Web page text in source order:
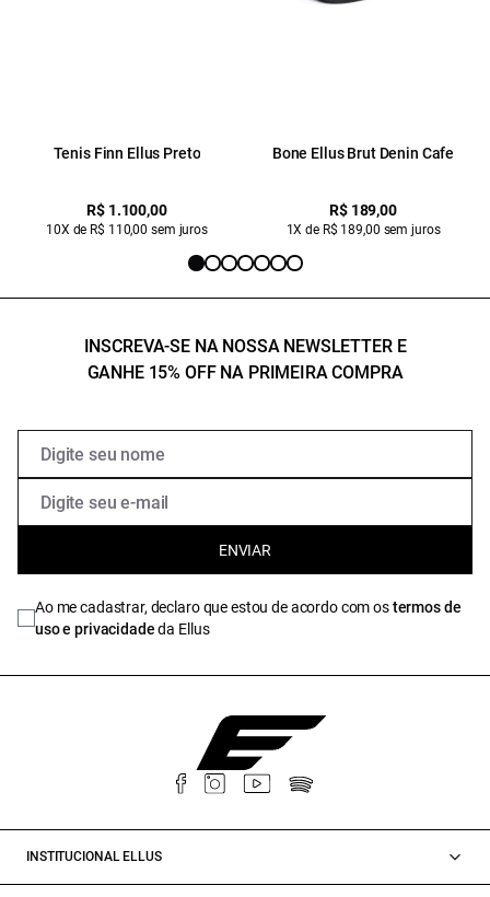
Tenis Finn Ellus Preto
R$ 1.100,00
10X de R$ 110,00 sem juros
Bone Ellus Brut Denin Cafe
R$ 189,00
1X de R$ 189,00 sem juros
INSCREVA-SE NA NOSSA NEWSLETTER E
GANHE 15% OFF NA PRIMEIRA COMPRA
ENVIAR
Ao me cadastrar, declaro que estou de acordo com ostermos de
uso e privacidadeda Ellus
INSTITUCIONAL ELLUS